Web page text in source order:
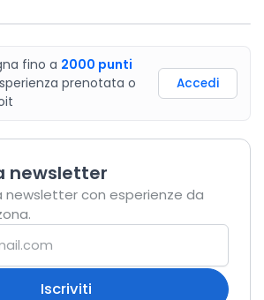
fino a 2000 punti
prenotata o
Accedi
newsletter
newsletter con esperienze da
Iscriviti